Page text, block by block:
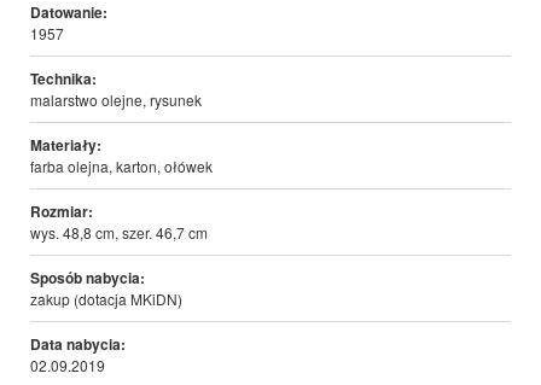
Datowanie:
1957
Technika:
malarstwo olejne, rysunek
Materiały:
farba olejna, karton, ołówek
Rozmiar:
wys. 48,8 cm, szer. 46,7 cm
Sposób nabycia:
zakup (dotacja MKiDN)
Data nabycia:
02.09.2019